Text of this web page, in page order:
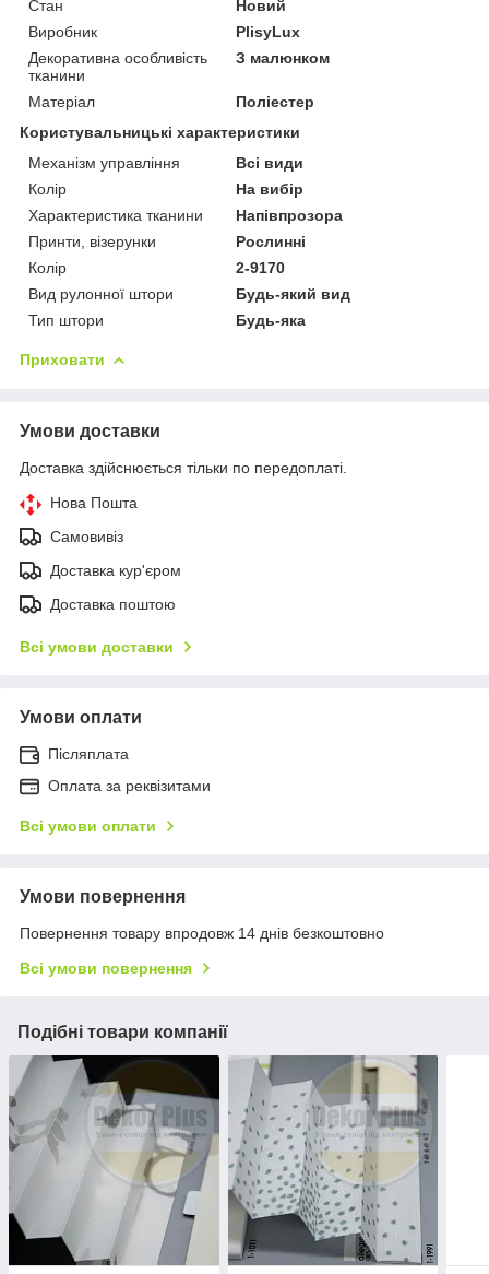
Стан
Новий
Виробник
PlisyLux
Декоративна особливість
тканини
З малюнком
Матеріал
Поліестер
Користувальницькі характеристики
Механізм управління
Всі види
Колір
На вибір
Характеристика тканини
Напівпрозора
Принти, візерунки
Рослинні
Колір
2-9170
Вид рулонної штори
Будь-який вид
Тип штори
Будь-яка
Приховати
Умови доставки
Доставка здійснюється тільки по передоплаті.
Нова Пошта
Самовивіз
Доставка кур'єром
Доставка поштою
Всі умови доставки
Умови оплати
Післяплата
Оплата за реквізитами
Всі умови оплати
Умови повернення
Повернення товару впродовж 14 днів безкоштовно
Всі умови повернення
Подібні товари компанії